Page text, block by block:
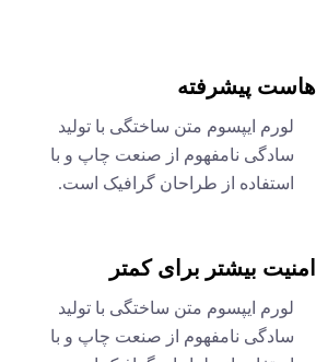
هاست پیشرفته
لورم ایپسوم متن ساختگی با تولید
سادگی نامفهوم از صنعت چاپ و با
استفاده از طراحان گرافیک است.
امنیت بیشتر برای کمتر
لورم ایپسوم متن ساختگی با تولید
سادگی نامفهوم از صنعت چاپ و با